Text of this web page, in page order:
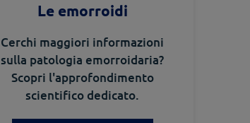
Le emorroidi
Cerchi maggiori informazioni
sulla patologia emorroidaria?
Scopri l'approfondimento
scientifico dedicato.